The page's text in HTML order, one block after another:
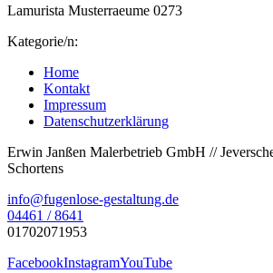
Lamurista Musterraeume 0273
Kategorie/n:
Home
Kontakt
Impressum
Datenschutzerklärung
Erwin Janßen Malerbetrieb GmbH //
Schortens
info@fugenlose-gestaltung.de
04461 / 8641
01702071953
FacebookInstagramYouTube